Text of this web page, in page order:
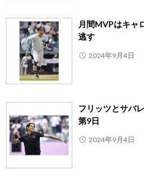
月間MVPはキャ
逃す
2024年9月4日
フリッツとサバ
第9日
2024年9月4日